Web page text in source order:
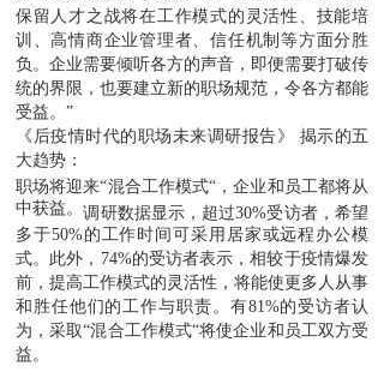
保留人才之战将在工作模式的灵活性、技能培
训、高情商企业管理者、信任机制等方面分胜
负。企业需要倾听各方的声音，即便需要打破传
统的界限，也要建立新的职场规范，令各方都能
受益。”
《后疫情时代的职场未来调研报告》
揭示的五
大趋势：
职场将迎来“混合工作模式“，企业和员工都将从
中获益。调研数据显示，超过30%受访者，希望
多于50%的工作时间可采用居家或远程办公模
式。此外，74%的受访者表示，相较于疫情爆发
前，提高工作模式的灵活性，将能使更多人从事
和胜任他们的工作与职责。有81%的受访者认
为，采取“混合工作模式“将使企业和员工双方受
益。